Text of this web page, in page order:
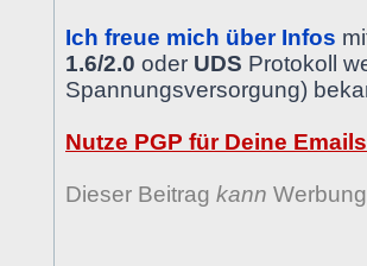
Ich freue mich über Infos
1.6/2.0 oder UDS Protokoll
Spannungsversorgung)
Nutze PGP für Deine
Dieser Beitrag kann